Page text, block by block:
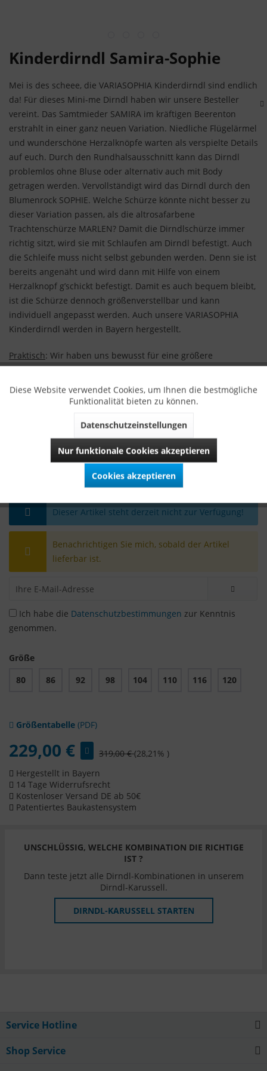
Kinderdirndl Samira-Sophie
Mei is des scheee, die VARIASOPHIA Kinderdirndl sind endlich
da! Für dieses Mini-me Dirndl haben wir unsere Besteller
vereint. Das Samtmieder SAMIRA im kräftigen Beerenton
erstrahlt in einer ganz neuen Variation. Niedliche Flügelärmel
und wunderschöne Herzalknöpfe warten als verspielte Details
auf euch. Durch den Rundhalsausschnitt kann das Dirndl
problemlos ohne Bluse oder alternativ auch mit Body
getragen werden. Vervollständigt wird das Dirndl durch den
Blumenrock SOPHIE. Welche Schürze könnte nicht besser zu
dieser Variation passen, als die altrosafarbene
Trachtenschürze MARLEN? Damit die Dirndlschürze immer
richtig sitzt, wird sie mit Schlaufen am Dirndl befestigt. Auch
die Schleife muss nicht selbst gebunden werden. Denn sie ist
bereits angenäht und wird dann mit Hilfe von einem
Herzalknopf g’schickt befestigt. Damit es auch bequem bleibt,
ist die Schürze dennoch größenverstellbar und kann
individuell angepasst werden. Auch unsere VARIASOPHIA
Kinderdirndl werden in Bayern hergestellt.
Praktisch: Wir haben uns bewusst für eine größere
Nahtzugabe in Länge und Weite entschieden. So kann das
neue Lieblingsdirndl bis zu zwei Größen mitwachsen.
Mieder: 100% Baumwollsamt, Futter 100% Baumwolle
Rock: 100% Polyester
Schürze: 100% Baumwolle
Dieser Artikel steht derzeit nicht zur Verfügung!
Benachrichtigen Sie mich, sobald der Artikel
lieferbar ist.
Ich habe die Datenschutzbestimmungen zur Kenntnis
genommen.
Größe
80
86 92 98 104 110 116 120
Größentabelle (PDF)
229,00 € 319,00 €(28,21% )
Hergestellt in Bayern
14 Tage Widerrufsrecht
Kostenloser Versand DE ab 50€
Patentiertes Baukastensystem
UNSCHLÜSSIG, WELCHE KOMBINATION DIE RICHTIGE
IST ?
Dann teste jetzt alle Dirndl-Kombinationen in unserem
Dirndl-Karussell.
DIRNDL-KARUSSELL STARTEN
Service Hotline
Shop Service
Diese Website verwendet Cookies, um Ihnen die bestmögliche
Funktionalität bieten zu können.
Datenschutzeinstellungen
Nur funktionale Cookies akzeptieren
Cookies akzeptieren